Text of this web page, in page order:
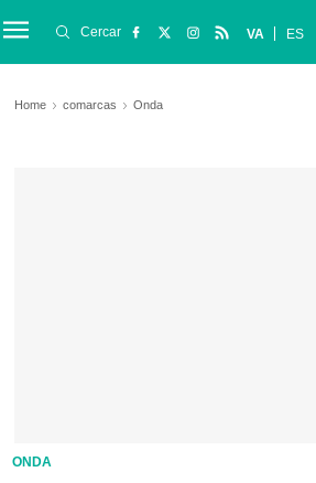
Cercar VA ES
Home comarcas Onda
ONDA